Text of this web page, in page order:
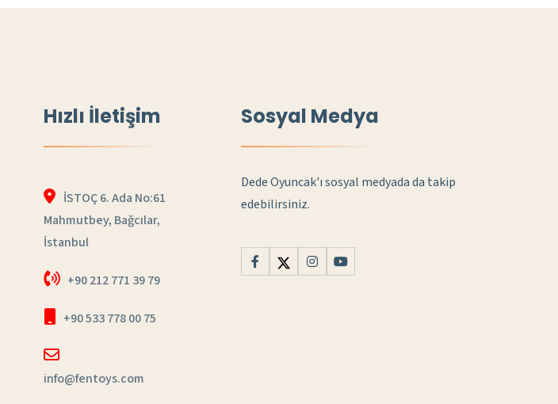
Hızlı İletişim
İSTOÇ 6. Ada No:61
Mahmutbey, Bağcılar,
İstanbul
+90 212 771 39 79
+90 533 778 00 75
info@fentoys.com
Sosyal Medya
Dede Oyuncak'ı sosyal medyada da takip
edebilirsiniz.